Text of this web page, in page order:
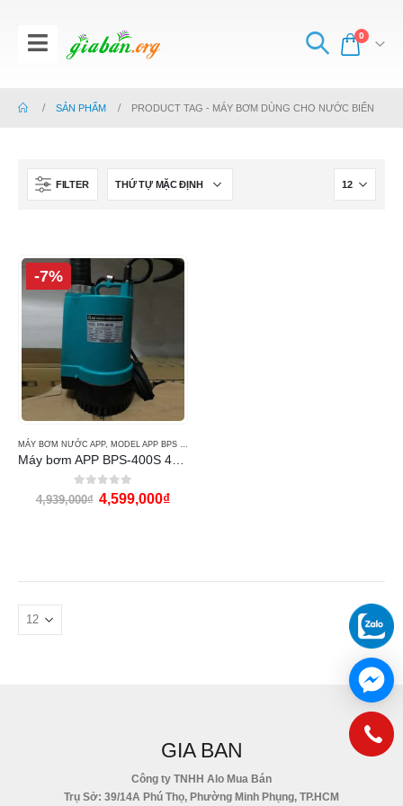
0
SẢN PHẨM PRODUCT TAG - MÁY BƠM DÙNG CHO NƯỚC BIỂN
FILTER
-7%
MÁY BƠM NƯỚC APP, MODEL APP BPS & TPS
0out of 5
4,939,000₫ 4,599,000₫
GIA BAN
Công ty TNHH Alo Mua Bán
Trụ Sở: 39/14A Phú Thọ, Phường Minh Phụng, TP.HCM